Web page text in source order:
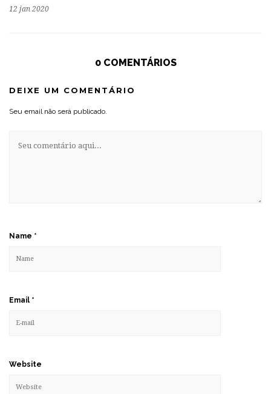
12 jan 2020
0 COMENTÁRIOS
DEIXE UM COMENTÁRIO
Seu email não será publicado.
Name *
Email *
Website